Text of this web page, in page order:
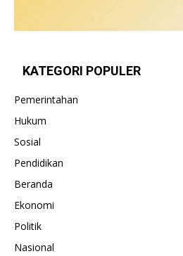
KATEGORI POPULER
Pemerintahan
Hukum
Sosial
Pendidikan
Beranda
Ekonomi
Politik
Nasional